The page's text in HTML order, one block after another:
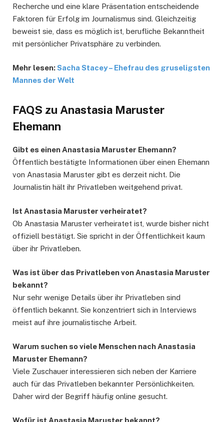
Recherche und eine klare Präsentation entscheidende
Faktoren für Erfolg im Journalismus sind. Gleichzeitig
beweist sie, dass es möglich ist, berufliche Bekanntheit
mit persönlicher Privatsphäre zu verbinden.
Mehr lesen:Sacha Stacey – Ehefrau des gruseligsten
Mannes der Welt
FAQS zu Anastasia Maruster
Ehemann
Gibt es einen Anastasia Maruster Ehemann?
Öffentlich bestätigte Informationen über einen Ehemann
von Anastasia Maruster gibt es derzeit nicht. Die
Journalistin hält ihr Privatleben weitgehend privat.
Ist Anastasia Maruster verheiratet?
Ob Anastasia Maruster verheiratet ist, wurde bisher nicht
offiziell bestätigt. Sie spricht in der Öffentlichkeit kaum
über ihr Privatleben.
Was ist über das Privatleben von Anastasia Maruster
bekannt?
Nur sehr wenige Details über ihr Privatleben sind
öffentlich bekannt. Sie konzentriert sich in Interviews
meist auf ihre journalistische Arbeit.
Warum suchen so viele Menschen nach Anastasia
Maruster Ehemann?
Viele Zuschauer interessieren sich neben der Karriere
auch für das Privatleben bekannter Persönlichkeiten.
Daher wird der Begriff häufig online gesucht.
Wofür ist Anastasia Maruster bekannt?